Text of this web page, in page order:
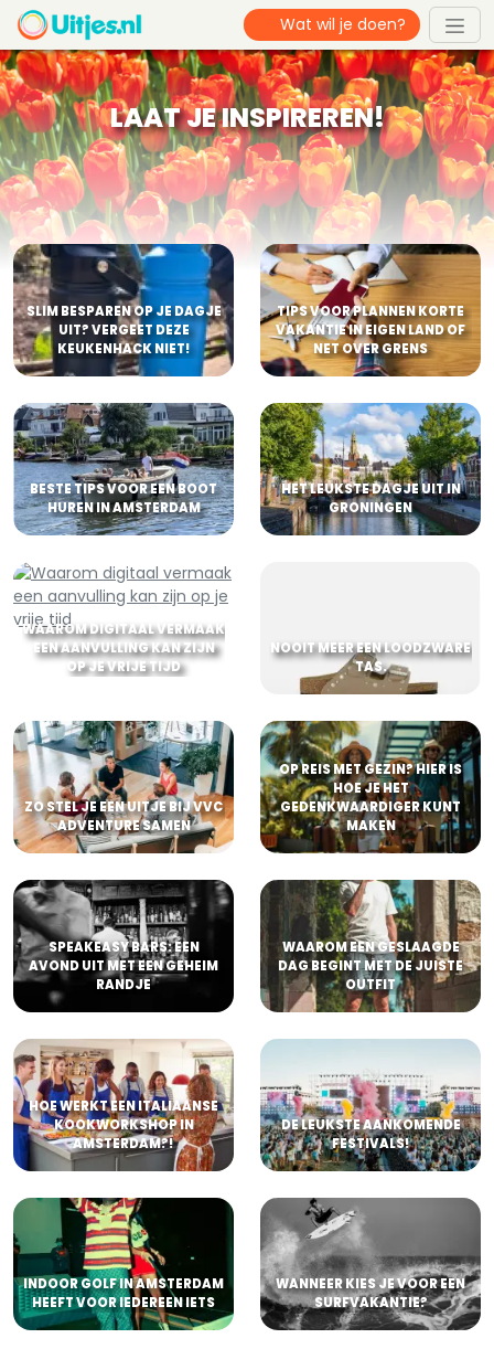
LAAT JE INSPIREREN!
SLIM BESPAREN OP JE DAGJE
UIT? VERGEET DEZE
KEUKENHACK NIET!
TIPS VOOR PLANNEN KORTE
VAKANTIE IN EIGEN LAND OF
NET OVER GRENS
BESTE TIPS VOOR EEN BOOT
HUREN IN AMSTERDAM
HET LEUKSTE DAGJE UIT IN
GRONINGEN
WAAROM DIGITAAL VERMAAK
EEN AANVULLING KAN ZIJN
OP JE VRIJE TIJD
NOOIT MEER EEN LOODZWARE
TAS.
ZO STEL JE EEN UITJE BIJ VVC
ADVENTURE SAMEN
OP REIS MET GEZIN? HIER IS
HOE JE HET
GEDENKWAARDIGER KUNT
MAKEN
SPEAKEASY BARS: EEN
AVOND UIT MET EEN GEHEIM
RANDJE
WAAROM EEN GESLAAGDE
DAG BEGINT MET DE JUISTE
OUTFIT
HOE WERKT EEN ITALIAANSE
KOOKWORKSHOP IN
AMSTERDAM?!
DE LEUKSTE AANKOMENDE
FESTIVALS!
INDOOR GOLF IN AMSTERDAM
HEEFT VOOR IEDEREEN IETS
WANNEER KIES JE VOOR EEN
SURFVAKANTIE?